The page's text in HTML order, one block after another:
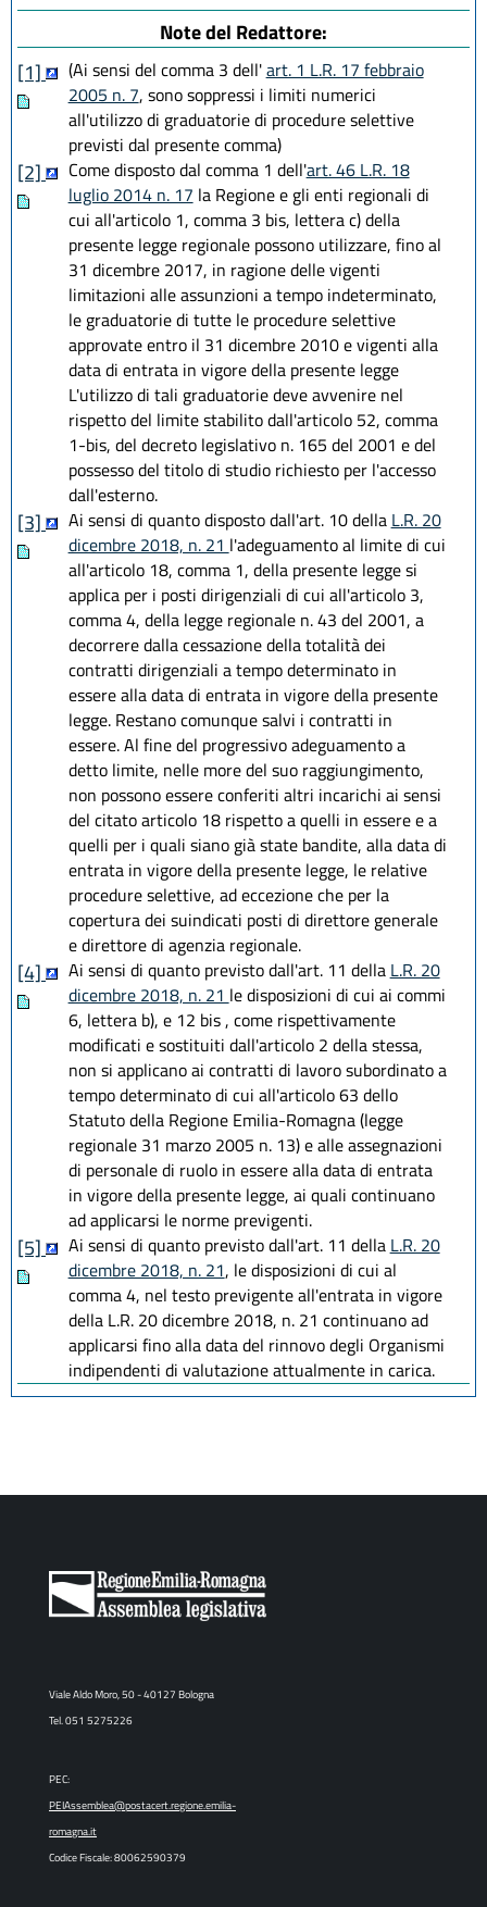
L.R. 12 marzo 2015 n. 1
L.R. 30 aprile 2015 n. 2
L.R. 30 luglio 2015, n. 13
L.R. 29 dicembre 2015, n. 22
L.R. 9 maggio 2016, n. 7
L.R. 29 luglio 2016, n. 13
L.R. 25 novembre 2016, n. 21
L.R. 20 dicembre 2018, n. 21
L.R. 3 giugno 2019, n. 5
L.R. 1 agosto 2019, n. 17
L.R. 29 novembre 2019, n. 24
Note del Redattore:
[1]
(Ai sensi del comma 3 dell'art. 1 L.R. 17 febbraio
2005 n. 7, sono soppressi i limiti numerici
all'utilizzo di graduatorie di procedure selettive
previsti dal presente comma)
[2] Come disposto dal comma 1 dell'art. 46 L.R. 18
luglio 2014 n. 17 la Regione e gli enti regionali di
cui all'articolo 1, comma 3 bis, lettera c) della
presente legge regionale possono utilizzare, fino al
31 dicembre 2017, in ragione delle vigenti
limitazioni alle assunzioni a tempo indeterminato,
le graduatorie di tutte le procedure selettive
approvate entro il 31 dicembre 2010 e vigenti alla
data di entrata in vigore della presente legge
L'utilizzo di tali graduatorie deve avvenire nel
rispetto del limite stabilito dall'articolo 52, comma
1-bis, del decreto legislativo n. 165 del 2001 e del
possesso del titolo di studio richiesto per l'accesso
dall'esterno.
[3] Ai sensi di quanto disposto dall'art. 10 della L.R. 20
dicembre 2018, n. 21 l'adeguamento al limite di cui
all'articolo 18, comma 1, della presente legge si
applica per i posti dirigenziali di cui all'articolo 3,
comma 4, della legge regionale n. 43 del 2001, a
decorrere dalla cessazione della totalità dei
contratti dirigenziali a tempo determinato in
essere alla data di entrata in vigore della presente
legge. Restano comunque salvi i contratti in
essere. Al fine del progressivo adeguamento a
detto limite, nelle more del suo raggiungimento,
non possono essere conferiti altri incarichi ai sensi
del citato articolo 18 rispetto a quelli in essere e a
quelli per i quali siano già state bandite, alla data di
entrata in vigore della presente legge, le relative
procedure selettive, ad eccezione che per la
copertura dei suindicati posti di direttore generale
e direttore di agenzia regionale.
[4] Ai sensi di quanto previsto dall'art. 11 della L.R. 20
dicembre 2018, n. 21 le disposizioni di cui ai commi
6, lettera b), e 12 bis , come rispettivamente
modificati e sostituiti dall'articolo 2 della stessa,
non si applicano ai contratti di lavoro subordinato a
tempo determinato di cui all'articolo 63 dello
Statuto della Regione Emilia-Romagna (legge
regionale 31 marzo 2005 n. 13) e alle assegnazioni
di personale di ruolo in essere alla data di entrata
in vigore della presente legge, ai quali continuano
ad applicarsi le norme previgenti.
[5] Ai sensi di quanto previsto dall'art. 11 della L.R. 20
dicembre 2018, n. 21, le disposizioni di cui al
comma 4, nel testo previgente all'entrata in vigore
della L.R. 20 dicembre 2018, n. 21 continuano ad
applicarsi fino alla data del rinnovo degli Organismi
indipendenti di valutazione attualmente in carica.
Viale Aldo Moro, 50 - 40127 Bologna
Tel. 051 5275226
PEC:
PEIAssemblea@postacert.regione.emilia-
romagna.it
Codice Fiscale: 80062590379